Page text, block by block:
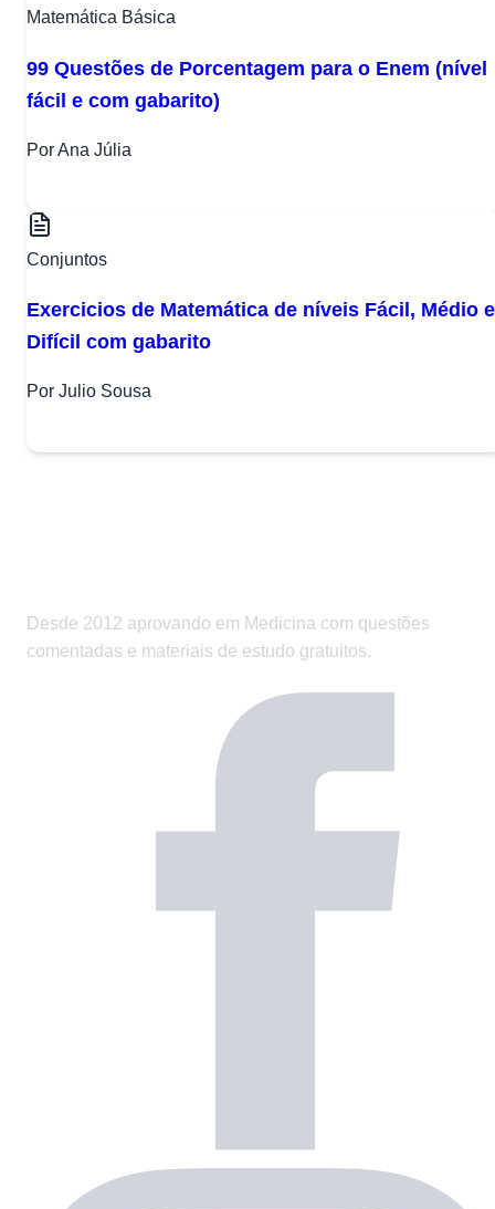
Matemática Básica
99 Questões de Porcentagem para o Enem (nível
fácil e com gabarito)
Por Ana Júlia
Conjuntos
Exercicios de Matemática de níveis Fácil, Médio e
Difícil com gabarito
Por Julio Sousa
Desde 2012 aprovando em Medicina com questões
comentadas e materiais de estudo gratuitos.